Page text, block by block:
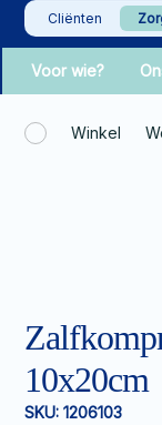
Cliënten
Voor wie?
Winkel
10x20cm
SKU: 1206103